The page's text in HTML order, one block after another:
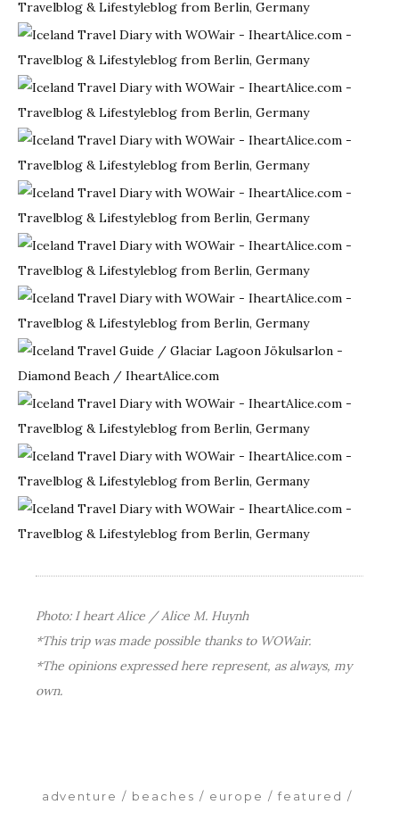
Photo: I heart Alice / Alice M. Huynh
*This trip was made possible thanks to WOWair.
*The opinions expressed here represent, as always, my
own.
adventure beaches europe
featured